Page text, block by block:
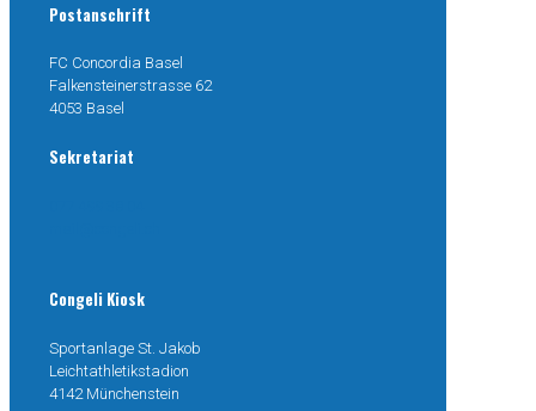
Postanschrift
FC Concordia Basel
Falkensteinerstrasse 62
4053 Basel
Sekretariat
Congeli Kiosk
Sportanlage St. Jakob
Leichtathletikstadion
4142 Münchenstein